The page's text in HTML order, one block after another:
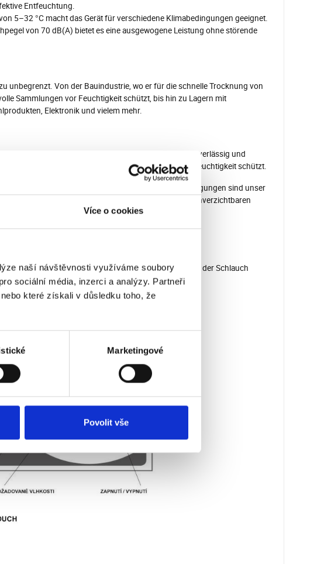
Více o cookies
naší návštěvnosti využíváme soubory
sociální média, inzerci a analýzy. Partneři
které získali v důsledku toho, že
Marketingové
Povolit vše
Entfeuchtung.
5–32 °C macht das Gerät für verschiedene Klimabedingungen geeignet.
von 70 dB(A) bietet es eine ausgewogene Leistung ohne störende
unbegrenzt. Von der Bauindustrie, wo er für die schnelle Trocknung von
Sammlungen vor Feuchtigkeit schützt, bis hin zu Lagern mit
Elektronik und vielem mehr.
Gerät, das nicht nur leistungsstark, sondern auch zuverlässig und
sie Ihre Materialien und Räume vor unerwünschter Feuchtigkeit schützt.
Ihre Zufriedenheit und optimale Bedingungen sind unser
Entfeuchtung mit dem MASTER DH 7160 – Ihrem unverzichtbaren
Lieferumfang enthalten (beim Auspacken befindet sich der Schlauch
entfernt werden)